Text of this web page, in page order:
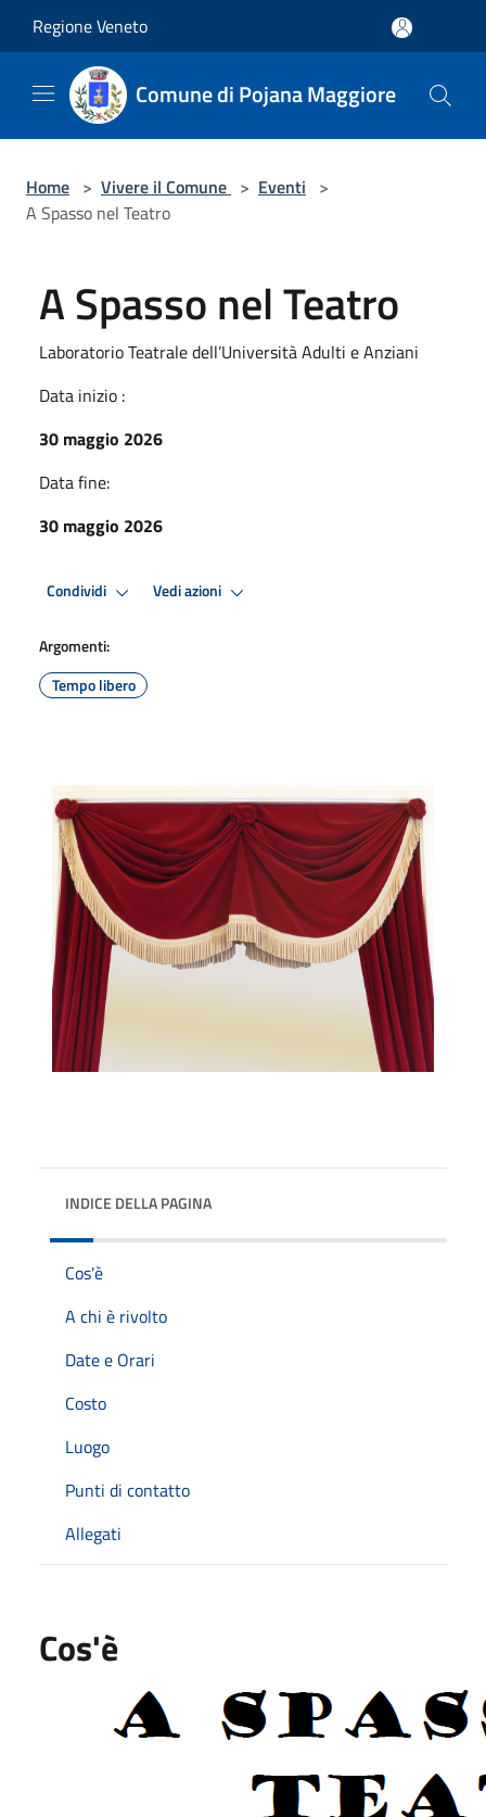
Regione Veneto
Comune di Pojana Maggiore
Home > Vivere il Comune > Eventi >
A Spasso nel Teatro
A Spasso nel Teatro
Laboratorio Teatrale dell’Università Adulti e Anziani
Data inizio :
30 maggio 2026
Data fine:
30 maggio 2026
Condividi Vedi azioni
Argomenti:
Tempo libero
INDICE DELLA PAGINA
Cos'è
A chi è rivolto
Date e Orari
Costo
Luogo
Punti di contatto
Allegati
Cos'è